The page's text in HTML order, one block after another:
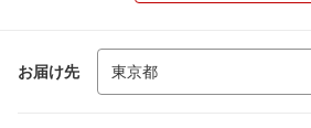
お届け先